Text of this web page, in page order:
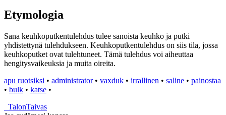
Etymologia
Sana keuhkoputkentulehdus tulee sanoista keuhko ja putki
yhdistettynä tulehdukseen. Keuhkoputkentulehdus on siis tila, jossa
keuhkoputket ovat tulehtuneet. Tämä tulehdus voi aiheuttaa
hengitysvaikeuksia ja muita oireita.
apu ruotsiksi • administrator• vaxduk • irrallinen • saline • painostaa
• bulk • katse •
TalonTaivas